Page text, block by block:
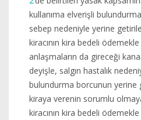
kullanıma elverişli
sebep nedeniyle yerine
kiracının kira bedeli
anlaşmaların da gireceği
deyişle, salgın hastalık
bulundurma borcunun yerine
kiraya verenin sorumlu
kiracının kira bedeli